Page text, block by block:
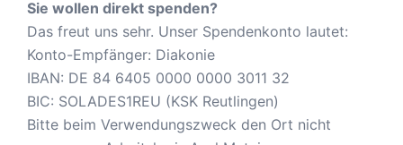
Sie wollen direkt spenden?
Das freut uns sehr. Unser Spendenkonto lautet:
Konto-Empfänger: Diakonie
IBAN: DE 84 6405 0000 0000 3011 32
BIC: SOLADES1REU (KSK Reutlingen)
Bitte beim Verwendungszweck den Ort nicht